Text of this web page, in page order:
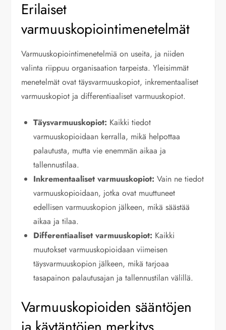
Erilaiset
varmuuskopiointimenetelmät
Varmuuskopiointimenetelmiä on useita, ja niiden
valinta riippuu organisaation tarpeista. Yleisimmät
menetelmät ovat täysvarmuuskopiot, inkrementaaliset
varmuuskopiot ja differentiaaliset varmuuskopiot.
Täysvarmuuskopiot: Kaikki tiedot
varmuuskopioidaan kerralla, mikä helpottaa
palautusta, mutta vie enemmän aikaa ja
tallennustilaa.
Inkrementaaliset varmuuskopiot: Vain ne tiedot
varmuuskopioidaan, jotka ovat muuttuneet
edellisen varmuuskopion jälkeen, mikä säästää
aikaa ja tilaa.
Differentiaaliset varmuuskopiot: Kaikki
muutokset varmuuskopioidaan viimeisen
täysvarmuuskopion jälkeen, mikä tarjoaa
tasapainon palautusajan ja tallennustilan välillä.
Varmuuskopioiden sääntöjen